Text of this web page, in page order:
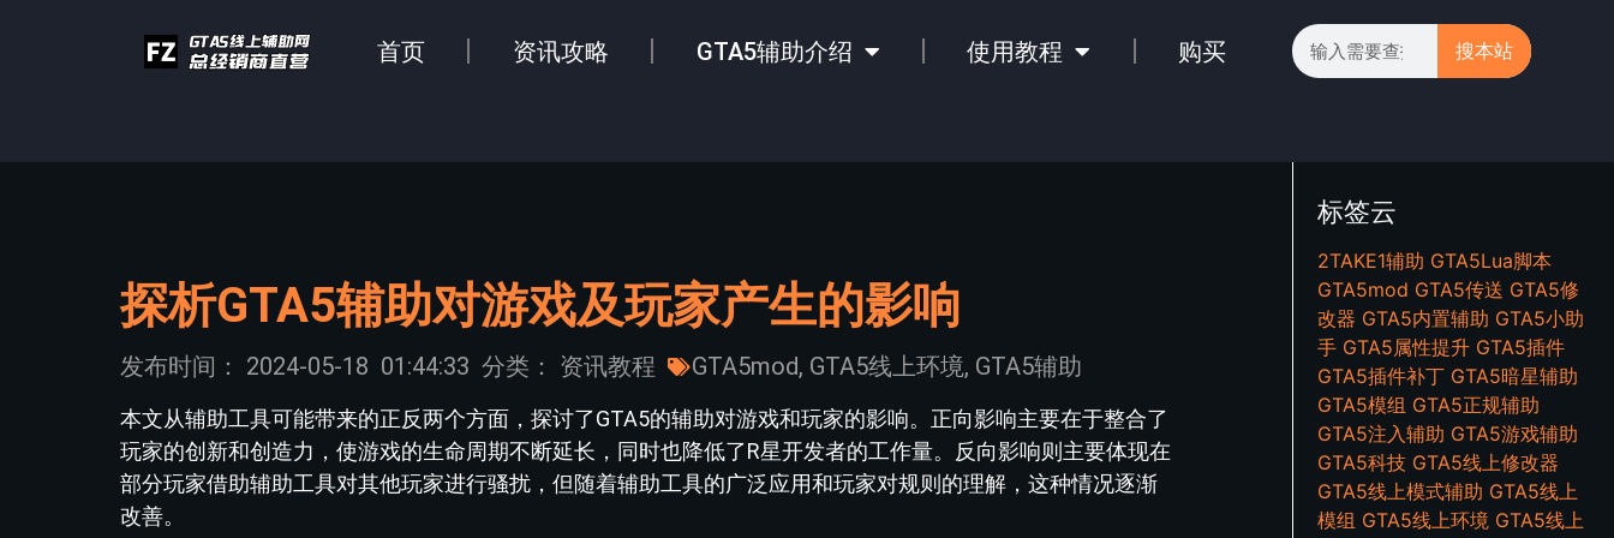
首页 资讯攻略 GTA5辅助介绍 使用教程 购买 搜本站
探析GTA5辅助对游戏及玩家产生的影响
发布时间： 2024-05-18 01:44:33 分类： 资讯教程 GTA5mod, GTA5线上环境, GTA5辅助
本文从辅助工具可能带来的正反两个方面，探讨了GTA5的辅助对游戏和玩家的影响。正向影响主要在于整合了
玩家的创新和创造力，使游戏的生命周期不断延长，同时也降低了R星开发者的工作量。反向影响则主要体现在
部分玩家借助辅助工具对其他玩家进行骚扰，但随着辅助工具的广泛应用和玩家对规则的理解，这种情况逐渐
改善。
标签云
2TAKE1辅助 GTA5Lua脚本
GTA5mod GTA5传送 GTA5修
改器 GTA5内置辅助 GTA5小助
手 GTA5属性提升 GTA5插件
GTA5插件补丁 GTA5暗星辅助
GTA5模组 GTA5正规辅助
GTA5注入辅助 GTA5游戏辅助
GTA5科技 GTA5线上修改器
GTA5线上模式辅助 GTA5线上
模组 GTA5线上环境 GTA5线上